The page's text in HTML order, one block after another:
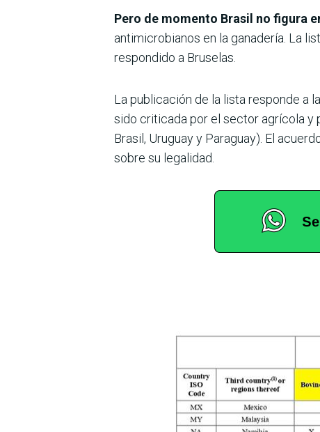
Pero de momento Brasil no figura
antimicrobianos en la ganadería. La
respondido a Bruselas.
La publicación de la lista responde a
sido criticada por el sector agrícola y
Brasil, Uruguay y Paraguay). El
sobre su legalidad.